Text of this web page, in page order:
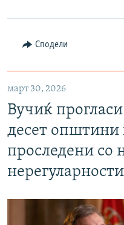
Сподели
март 30, 2026
Вучиќ
десет општини
проследени со
нерегуларности